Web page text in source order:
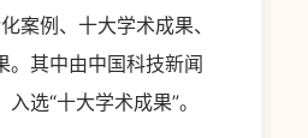
案例、十大学术成果、
其中由中国科技新闻
选“十大学术成果”。